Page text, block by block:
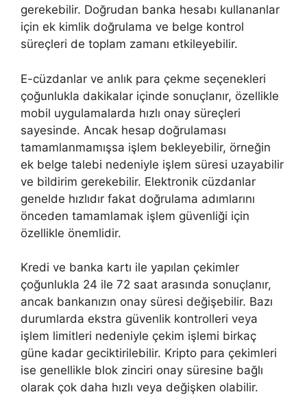
gerekebilir. Doğrudan banka hesabı kullananlar
için ek kimlik doğrulama ve belge kontrol
süreçleri de toplam zamanı etkileyebilir.
E-cüzdanlar ve anlık para çekme seçenekleri
çoğunlukla dakikalar içinde sonuçlanır, özellikle
mobil uygulamalarda hızlı onay süreçleri
sayesinde. Ancak hesap doğrulaması
tamamlanmamışsa işlem bekleyebilir, örneğin
ek belge talebi nedeniyle işlem süresi uzayabilir
ve bildirim gerekebilir. Elektronik cüzdanlar
genelde hızlıdır fakat doğrulama adımlarını
önceden tamamlamak işlem güvenliği için
özellikle önemlidir.
Kredi ve banka kartı ile yapılan çekimler
çoğunlukla 24 ile 72 saat arasında sonuçlanır,
ancak bankanızın onay süresi değişebilir. Bazı
durumlarda ekstra güvenlik kontrolleri veya
işlem limitleri nedeniyle çekim işlemi birkaç
güne kadar geciktirilebilir. Kripto para çekimleri
ise genellikle blok zinciri onay süresine bağlı
olarak çok daha hızlı veya değişken olabilir.